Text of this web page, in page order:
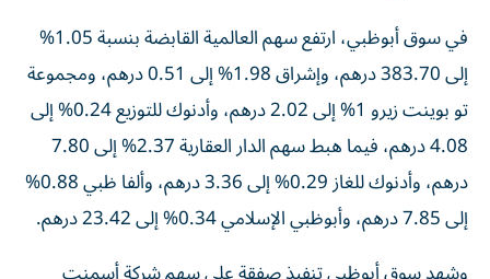
في سوق أبوظبي، ارتفع سهم العالمية القابضة بنسبة 1.05%
إلى 383.70 درهم، وإشراق 1.98% إلى 0.51 درهم، ومجموعة
تو بوينت زيرو 1% إلى 2.02 درهم، وأدنوك للتوزيع 0.24% إلى
4.08 درهم، فيما هبط سهم الدار العقارية 2.37% إلى 7.80
درهم، وأدنوك للغاز 0.29% إلى 3.36 درهم، وألفا ظبي 0.88%
إلى 7.85 درهم، وأبوظبي الإسلامي 0.34% إلى 23.42 درهم.